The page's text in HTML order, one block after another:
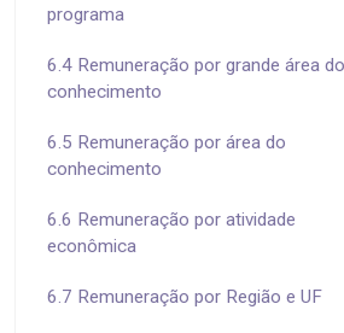
programa
6.4 Remuneração por grande área do
conhecimento
6.5 Remuneração por área do
conhecimento
6.6 Remuneração por atividade
econômica
6.7 Remuneração por Região e UF